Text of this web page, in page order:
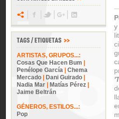
ARTISTAS, GRUPOS...:
Cosas Que Hacen Bum
Penélope García
Chema
Mercado
Dani Guirado
Nadia Mar
Matías Pérez
Jaime Beltrán
GÉNEROS, ESTILOS...:
Pop
y